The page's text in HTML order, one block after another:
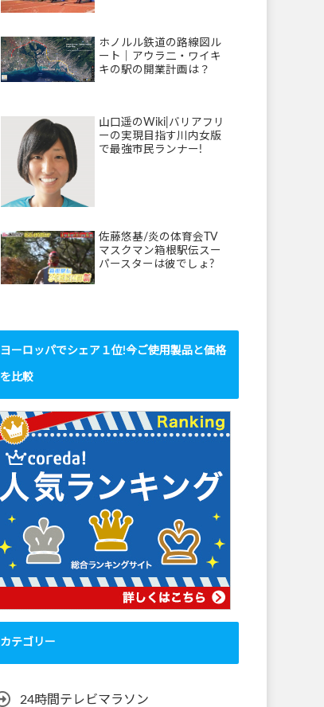
ホノルル鉄道の路線図ル
ート｜アウラ二・ワイキ
キの駅の開業計画は？
山口遥のWiki|バリアフリ
ーの実現目指す川内女版
で最強市民ランナー!
佐藤悠基/炎の体育会TV
マスクマン箱根駅伝スー
パースターは彼でしょ?
ヨーロッパでシェア１位!今ご使用製品と価格
を比較
カテゴリー
24時間テレビマラソン